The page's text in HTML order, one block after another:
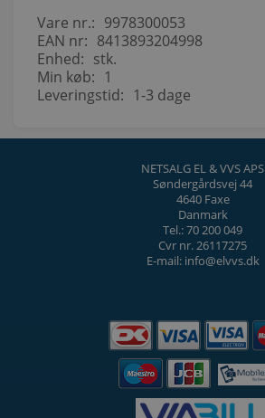
Vare nr.: 9978300053
EAN nr: 8413893204998
Enhed: stk.
Min køb: 1
Leveringstid: 1-3 dage
NETSALG EL & VVS APS
Søndergårdsvej 44
4640 Faxe
Danmark
Tel.: 70 200 049
Cvr nr. 26117275
E-mail: info@elvvs.dk